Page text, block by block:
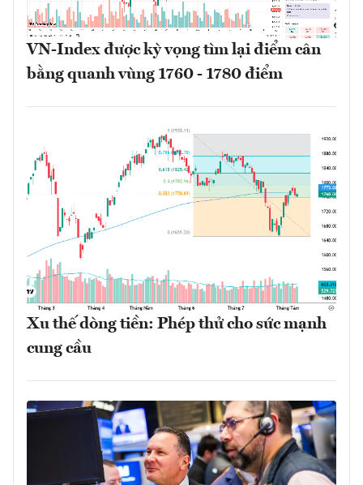
VN-Index được kỳ vọng tìm lại điểm cân
bằng quanh vùng 1760 - 1780 điểm
Xu thế dòng tiền: Phép thử cho sức mạnh
cung cầu